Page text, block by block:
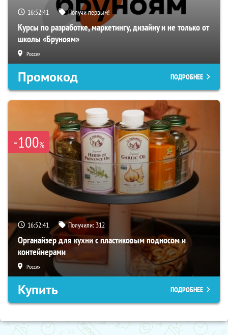
16:52:40 Получи первым!
Курсы по разработке, маркетингу, дизайну и не только от
школы «Бруноям»
Россия
Промокод ПОДРОБНЕЕ
-100%
16:52:40 Получили: 312
Органайзер для кухни с пластиковым подносом и
контейнерами
Россия
Купить ПОДРОБНЕЕ